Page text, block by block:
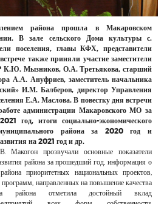
района прошла в Макаровском
В зале сельского Дома культуры с.
поселения, главы КФХ, представители
также приняли участие заместители
К.Ю. Мызников, О.А. Третьякова, старший
А.А. Ануфриев, заместитель начальника
И.М. Балберов, директор Управления
Е.А. Маслова. В повестку дня встречи
администрации Макаровского МО за
год, итоги социально-экономического
района за 2020 год и
на 2021 год и др.
прозвучали основные показатели
района за прошедший год, информация о
приоритетных национальных проектов,
направленных на повышение качества
района отметила достойный вклад